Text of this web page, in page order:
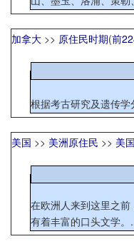
加拿大 >> 原住民时期(前
根据考古研究及遗传
美国 >> 美洲原住民 >> 美
在欧洲人来到这里之
有着丰富的口头文学。